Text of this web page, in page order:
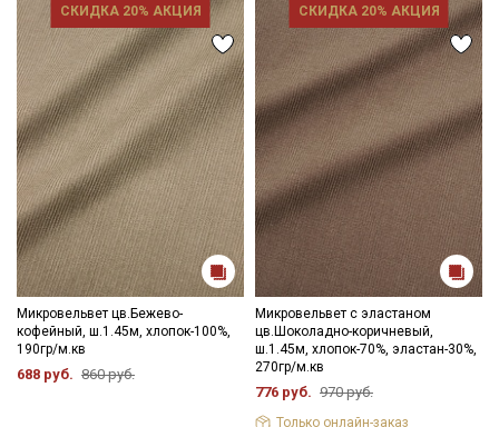
СКИДКА 20% АКЦИЯ
Микровельвет цв.Бежево-
кофейный, ш.1.45м, хлопок-100%,
190гр/м.кв
688 руб. 860 руб.
СКИДКА 20% АКЦИЯ
Микровельвет с эластаном
цв.Шоколадно-коричневый,
ш.1.45м, хлопок-70%, эластан-30%,
270гр/м.кв
776 руб. 970 руб.
Только онлайн-заказ